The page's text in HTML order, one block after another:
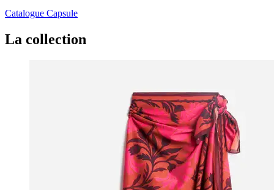
Catalogue Capsule
La collection